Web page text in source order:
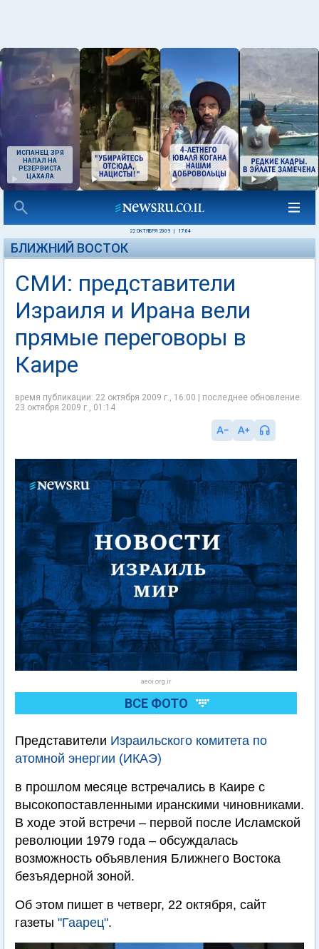
ИСПАНЕЦ ЗРЯ
НАПАЛ НА
РЕЗЕРВИСТА
ЦАХАЛА
22 ОКТЯБРЯ 2009 17:04
БЛИЖНИЙ ВОСТОК
СМИ: представители
Израиля и Ирана вели
прямые переговоры в
Каире
время публикации: 22 октября 2009 г., 16:00 | последнее обновление:
23 октября 2009 г., 01:14
aeoi.org.ir
ВСЕ ФОТО
Представители Израильского комитета по
атомной энергии (ИКАЭ)
в прошлом месяце встречались в Каире с
высокопоставленными иранскими чиновниками.
В ходе этой встречи – первой после Исламской
революции 1979 года – обсуждалась
возможность объявления Ближнего Востока
безъядерной зоной.
Об этом пишет в четверг, 22 октября, сайт
газеты "Гаарец".